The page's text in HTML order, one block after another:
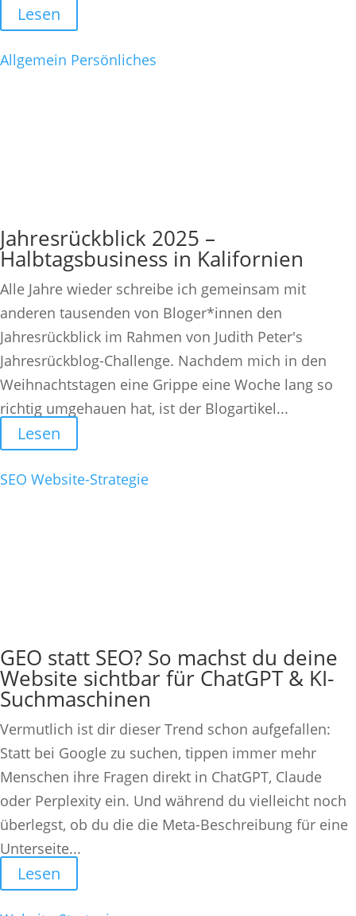
Lesen
Allgemein Persönliches
Jahresrückblick 2025 –
Halbtagsbusiness in Kalifornien
Alle Jahre wieder schreibe ich gemeinsam mit
anderen tausenden von Bloger*innen den
Jahresrückblick im Rahmen von Judith Peter's
Jahresrückblog-Challenge. Nachdem mich in den
Weihnachtstagen eine Grippe eine Woche lang so
richtig umgehauen hat, ist der Blogartikel...
Lesen
SEO Website-Strategie
GEO statt SEO? So machst du deine
Website sichtbar für ChatGPT & KI-
Suchmaschinen
Vermutlich ist dir dieser Trend schon aufgefallen:
Statt bei Google zu suchen, tippen immer mehr
Menschen ihre Fragen direkt in ChatGPT, Claude
oder Perplexity ein. Und während du vielleicht noch
überlegst, ob du die die Meta-Beschreibung für eine
Unterseite...
Lesen